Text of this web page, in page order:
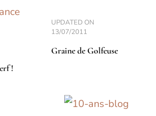
!
UPDATED ON
13/07/2011
Graine de Golfeuse